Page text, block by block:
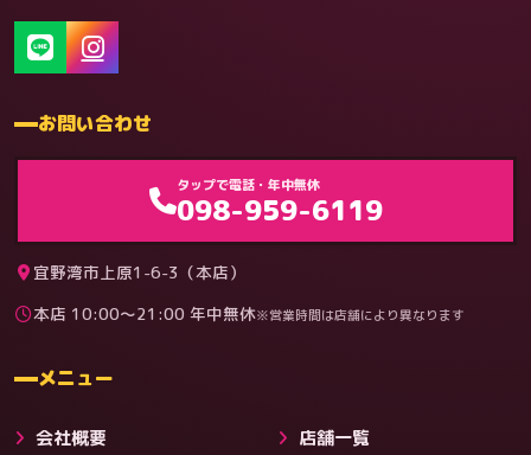
料金
お問い合わせ
タップで電話・年中無休
098-959-6119
宜野湾市上原1-6-3（本店）
本店 10:00〜21:00 年中無休※営業時間は店舗により異なります
メニュー
会社概要 店舗一覧